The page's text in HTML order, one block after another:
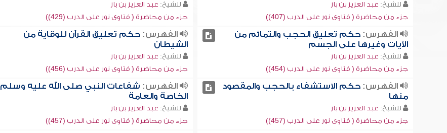
للشيخ: عبد العزيز بن باز
جزء من محاضرة ( فتاوى نور على الدرب (407))
للشيخ: عبد العزيز بن باز
جزء من محاضرة ( فتاوى نور على الدرب (429))
الفهرس:حكم تعليق الحجب والتمائم من
الآيات وغيرها على الجسم
للشيخ: عبد العزيز بن باز
جزء من محاضرة ( فتاوى نور على الدرب (454))
الفهرس: حكم تعليق القرآن للوقاية من
الشيطان
للشيخ: عبد العزيز بن باز
جزء من محاضرة ( فتاوى نور على الدرب (456))
الفهرس:حكم الاستشفاء بالحجب والمقصود
منها
للشيخ: عبد العزيز بن باز
جزء من محاضرة ( فتاوى نور على الدرب (457))
الفهرس: شفاعات النبي صلى الله عليه وسلم
الخاصة والعامة
للشيخ: عبد العزيز بن باز
جزء من محاضرة ( فتاوى نور على الدرب (457))